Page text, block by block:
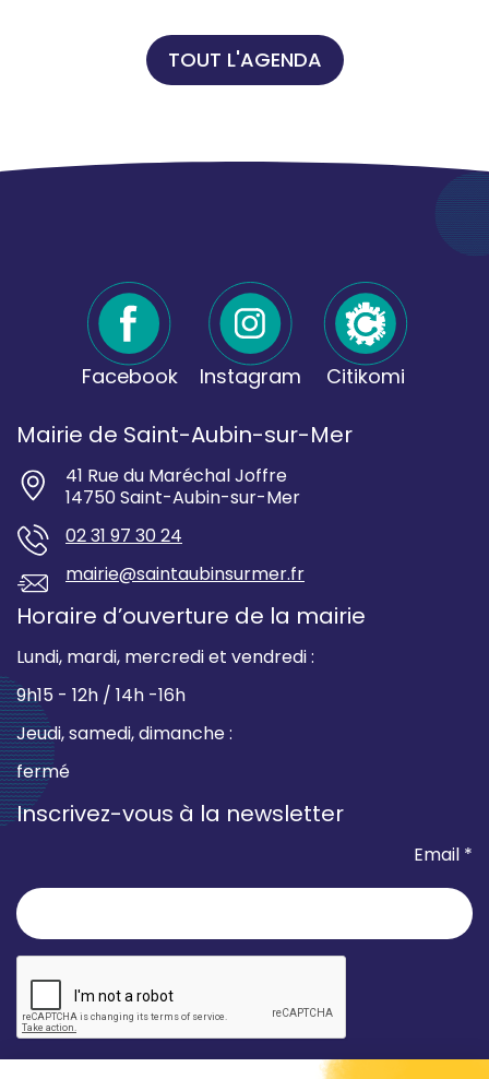
TOUT L'AGENDA
Facebook Instagram Citikomi
Mairie de Saint-Aubin-sur-Mer
41 Rue du Maréchal Joffre
14750 Saint-Aubin-sur-Mer
02 31 97 30 24
mairie@saintaubinsurmer.fr
Horaire d’ouverture de la mairie
Lundi, mardi, mercredi et vendredi :
9h15 - 12h / 14h -16h
Jeudi, samedi, dimanche :
fermé
Inscrivez-vous à la newsletter
Email *